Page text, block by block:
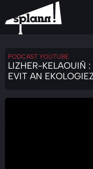
PODCAST YOUTUBE
LIZHER-KELAOUIÑ
EVIT AN